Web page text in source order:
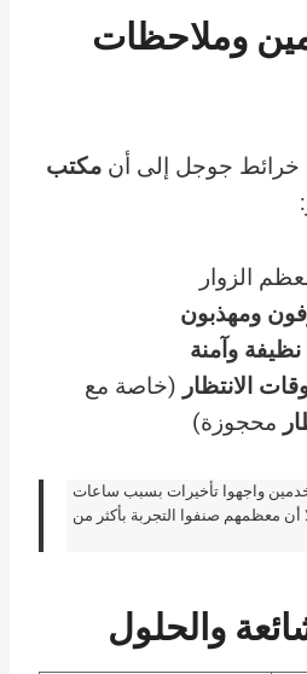
وملاحظات
خرائط جوجل إلى أن مكتب
الزوار
ومهذبون
وآمنة
الانتظار (خاصة مع
محجوزة)
واجهوا تأخيرات بسبب ساعات
أن معظمهم صنفوا التجربة بأكثر من
والحلول